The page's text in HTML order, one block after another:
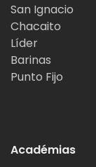
San Ignacio
Chacaito
Líder
Barinas
Punto Fijo
Académias